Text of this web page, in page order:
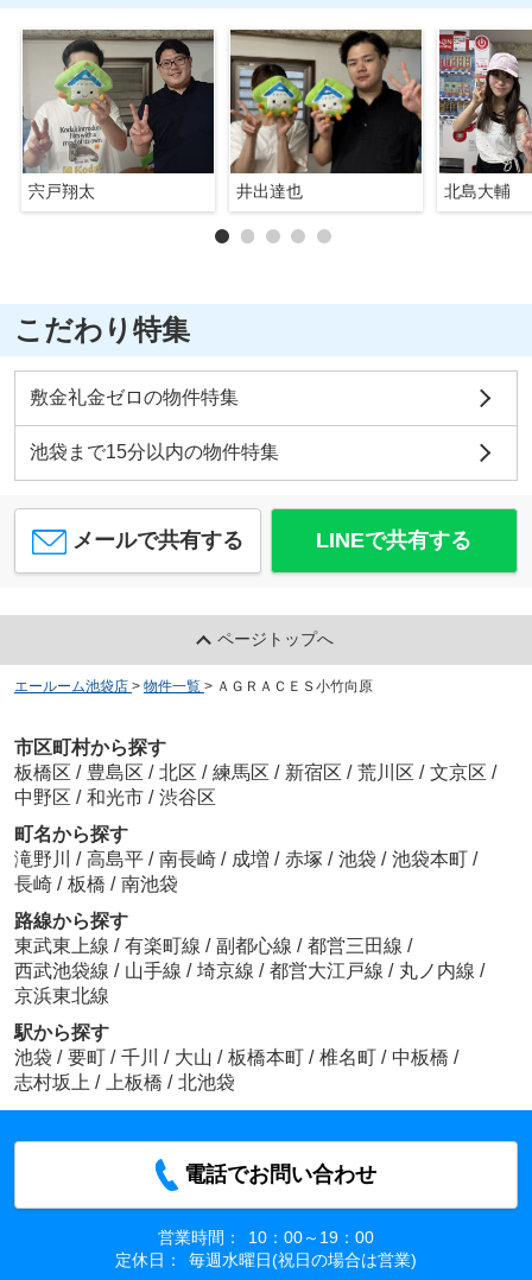
宍戸翔太 井出達也 北島大輔
こだわり特集
敷金礼金ゼロの物件特集
池袋まで15分以内の物件特集
メールで共有する LINEで共有する
ページトップへ
エールーム池袋店 > 物件一覧 > ＡＧＲＡＣＥＳ小竹向原
市区町村から探す
板橋区 / 豊島区 / 北区 / 練馬区 / 新宿区 / 荒川区 / 文京区 /
中野区 / 和光市 / 渋谷区
町名から探す
滝野川 / 高島平 / 南長崎 / 成増 / 赤塚 / 池袋 / 池袋本町 /
長崎 / 板橋 / 南池袋
路線から探す
東武東上線 / 有楽町線 / 副都心線 / 都営三田線 /
西武池袋線 / 山手線 / 埼京線 / 都営大江戸線 / 丸ノ内線 /
京浜東北線
駅から探す
池袋 / 要町 / 千川 / 大山 / 板橋本町 / 椎名町 / 中板橋 /
志村坂上 / 上板橋 / 北池袋
電話でお問い合わせ
営業時間：
10：00～19：00
定休日：
毎週水曜日(祝日の場合は営業)